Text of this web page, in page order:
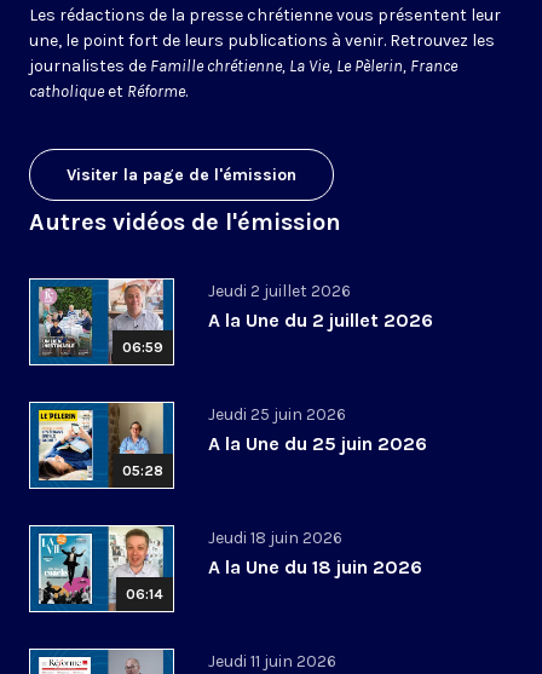
Les rédactions de la presse chrétienne vous présentent leur
une, le point fort de leurs publications à venir. Retrouvez les
journalistes de Famille chrétienne, La Vie, Le Pèlerin, France
catholiqueet Réforme.
Visiter la page de l'émission
Autres vidéos de l'émission
06:59
Jeudi 2 juillet 2026
A la Une du 2 juillet 2026
05:28
Jeudi 25 juin 2026
A la Une du 25 juin 2026
06:14
Jeudi 18 juin 2026
A la Une du 18 juin 2026
Jeudi 11 juin 2026